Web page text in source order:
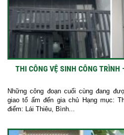
THI CÔNG VỆ SINH CÔNG
Những công đoạn cuối cùng đang
giao tổ ấm đến gia chủ Hạng mục:
điểm: Lái Thiêu, Bình...